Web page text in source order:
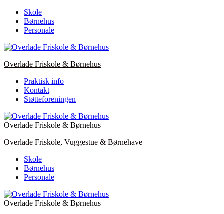
Skip
content
Skole
Børnehus
Personale
Overlade Friskole & Børnehus
Praktisk info
Kontakt
Støtteforeningen
Overlade Friskole & Børnehus
Overlade Friskole, Vuggestue & Børnehave
Skole
Børnehus
Personale
Overlade Friskole & Børnehus